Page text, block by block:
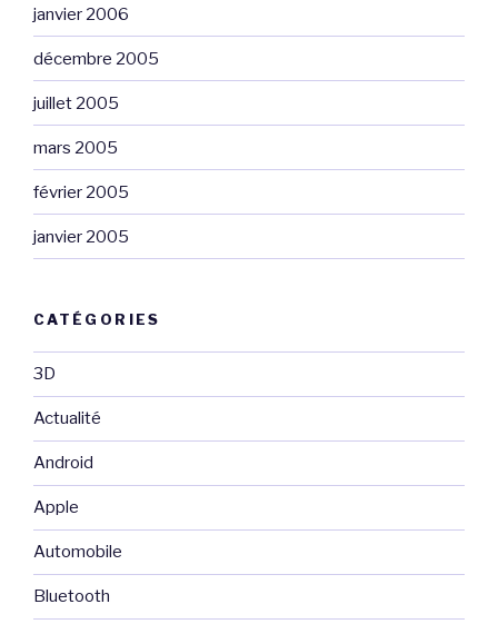
janvier 2006
décembre 2005
juillet 2005
mars 2005
février 2005
janvier 2005
CATÉGORIES
3D
Actualité
Android
Apple
Automobile
Bluetooth